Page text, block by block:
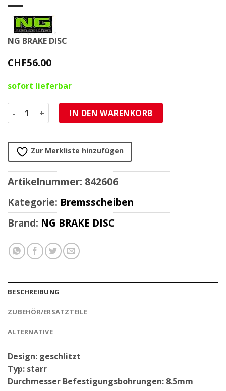
NG BRAKE DISC
CHF56.00
sofort lieferbar
Bremsscheibe NG Brake Disc 190/58/4mm (3 Loch) Menge
IN DEN WARENKORB
Zur Merkliste hinzufügen
Artikelnummer: 842606
Kategorie: Bremsscheiben
Brand: NG BRAKE DISC
BESCHREIBUNG
ZUBEHÖR/ERSATZTEILE
ALTERNATIVE
Design: geschlitzt
Typ: starr
Durchmesser Befestigungsbohrungen: 8.5mm